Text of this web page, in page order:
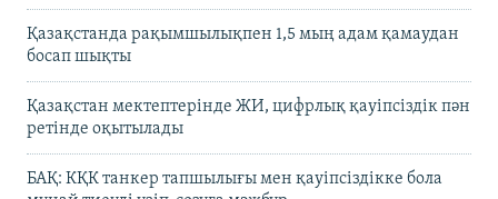
Қазақстанда рақымшылықпен 1,5 мың адам қамаудан
босап шықты
Қазақстан мектептерінде ЖИ, цифрлық қауіпсіздік пән
ретінде оқытылады
БАҚ: КҚК танкер тапшылығы мен қауіпсіздікке бола